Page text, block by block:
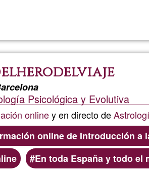
Psicológica y Evolutiva
onliney en directo de
online de Introducción a
En toda España y todo el